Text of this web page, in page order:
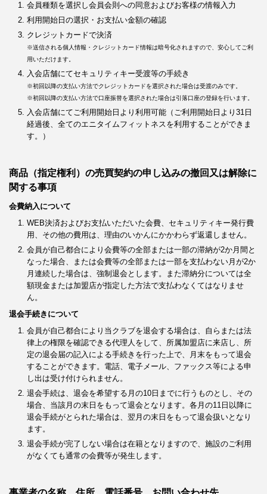
会員種類を選択し会員会則への同意およびお客様の情報入力
利用開始日の選択・お支払い金額の確認
クレジットカードで決済
※送信される個人情報・クレジットカード情報は暗号化されますので、安心してご利
用いただけます。
入会店舗にてセキュリティキー受渡等の手続き
※初回以降の支払い方法でクレジットカードを選択された場合は受渡のみです。
※初回以降の支払い方法で口座振替を選択された場合は引落口座の登録を行います。
入会店舗にてご利用開始日より利用可能（ご利用開始日より31日
経過後、全てのエニタイムフィットネスを利用することができま
す。）
商品（指定権利）の売買契約の申し込みの撤回又は解除に
関する事項
会費納入について
WEB決済およびお支払いただいた会費、セキュリティキー発行費
用、その他の費用は、理由のいかんにかかわらず返還しません。
会員が自己都合により会費等の全部または一部の滞納が2か月間と
なった場合、または会費等の全部または一部を支払わない月が2か
月連続した場合は、強制退会とします。また滞納分については全
額現金または加盟店が指定した方法で支払わなくてはなりませ
ん。
退会手続きについて
会員が自己都合により当クラブを退会する場合は、自らまたは法
律上の権限を確認できる代理人をして、所属加盟店に来店し、所
定の退会届の記入による手続きを行った上で、月末をもって退会
することができます。電話、電子メール、ファックス等による申
し出は受け付けられません。
退会手続は、退会を希望する月の10日までに行うものとし、その
場合、当該月の末日をもって退会となります。各月の11日以降に
退会手続がとられた場合は、翌月の末日をもって退会扱いとなり
ます。
退会手続が完了しない場合は在籍となりますので、施設のご利用
がなくても通常の会費等が発生します。